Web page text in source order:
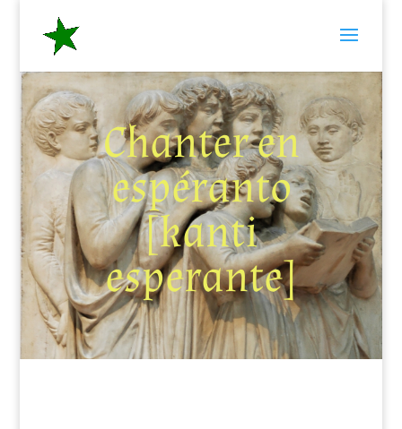
Chanter en
espéranto
[kanti
esperante]